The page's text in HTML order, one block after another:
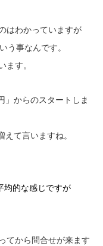
はわかっていますが
う事なんです。
ます。
」からのスタートしま
て言いますね。
均的な感じですが
てから問合せが来ます